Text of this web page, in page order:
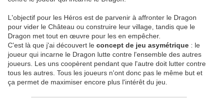
L'objectif pour les Héros est de parvenir à affronter le Dragon
pour vider le Château ou construire leur village, tandis que le
Dragon met tout en œuvre pour les en empêcher.
C'est là que j'ai découvert le concept de jeu asymétrique : le
joueur qui incarne le Dragon lutte contre l'ensemble des autres
joueurs. Les uns coopèrent pendant que l'autre doit lutter contre
tous les autres. Tous les joueurs n'ont donc pas le même but et
ça permet de maximiser encore plus l'intérêt du jeu.